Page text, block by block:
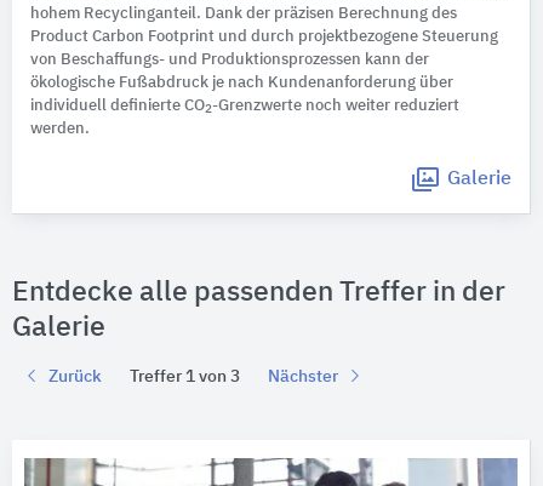
hohem Recyclinganteil. Dank der präzisen Berechnung des
Product Carbon Footprint und durch projektbezogene Steuerung
von Beschaffungs- und Produktionsprozessen kann der
ökologische Fußabdruck je nach Kundenanforderung über
individuell definierte CO2-Grenzwerte noch weiter reduziert
werden.
Galerie
Entdecke alle passenden Treffer in der
Galerie
Zurück Treffer 1 von 3 Nächster